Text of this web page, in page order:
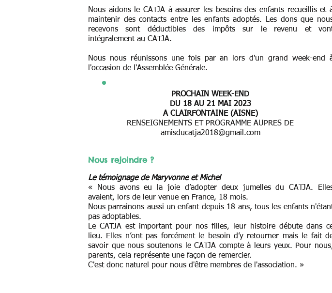
Nous aidons le CATJA à assurer les besoins des enfants recueillis et
maintenir des contacts entre les enfants adoptés. Les dons que
recevons sont déductibles des impôts sur le revenu et
intégralement au CATJA.
Nous nous réunissons une fois par an lors d'un grand week-end
l'occasion de l'Assemblée Générale.
PROCHAIN WEEK-END
DU 18 AU 21 MAI 2023
A CLAIRFONTAINE (AISNE)
RENSEIGNEMENTS ET PROGRAMME AUPRES DE
amisducatja2018@gmail.com
Nous rejoindre ?
Le témoignage de Maryvonne et Michel
« Nous avons eu la joie d’adopter deux jumelles du CATJA.
avaient, lors de leur venue en France, 18 mois.
Nous parrainons aussi un enfant depuis 18 ans, tous les enfants
pas adoptables.
Le CATJA est important pour nos filles, leur histoire débute dans
lieu. Elles n’ont pas forcément le besoin d’y retourner mais le fait
savoir que nous soutenons le CATJA compte à leurs yeux. Pour
parents, cela représente une façon de remercier.
C'est donc naturel pour nous d'être membres de l'association. »